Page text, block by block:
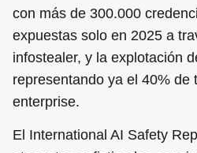
con más de 300.000
expuestas solo en 2025 a
infostealer, y la explotación
representando ya el 40% de
enterprise.
El International AI Safety